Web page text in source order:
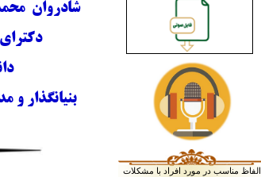
الفاظ مناسب در مورد افراد با مشکلات
شادروان
بنیانگذار و